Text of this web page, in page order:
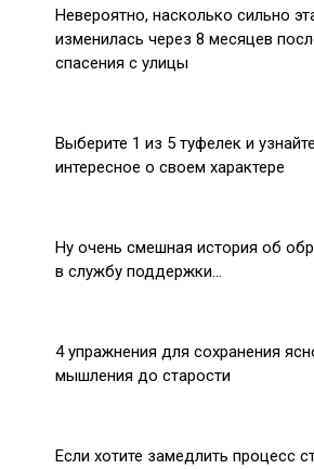
Невероятно, насколько сильно
изменилась через 8 месяцев
спасения с улицы
Выберите 1 из 5 туфелек и
интересное о своем характере
Ну очень смешная история об
в службу поддержки…
4 упражнения для сохранения
мышления до старости
Если хотите замедлить процесс